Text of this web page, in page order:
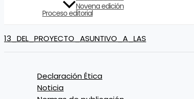
Novena edición
Proceso editorial
13_DEL_PROYECTO_ASUNTIVO_A_LAS
Declaración Ética
Noticia